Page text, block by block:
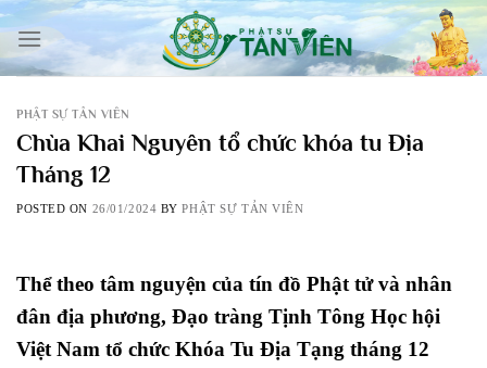
Skip
content
PHẬT SỰ TẢN VIÊN
Chùa Khai Nguyên tổ chức khóa tu Địa
Tháng 12
POSTED ON 26/01/2024 BYPHẬT SỰ TẢN VIÊN
Thể theo tâm nguyện của tín đồ Phật tử và nhân
đân địa phương, Đạo tràng Tịnh Tông Học hội
Việt Nam tổ chức Khóa Tu Địa Tạng tháng 12